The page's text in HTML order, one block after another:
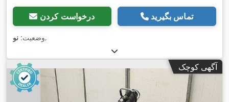
درخواست کردن تماس بگیرید
وضعیت: نو ,
آگهی کوچک